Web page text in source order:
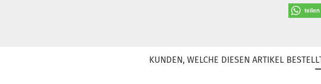
teilen
KUNDEN, WELCHE DIESEN ARTIKEL